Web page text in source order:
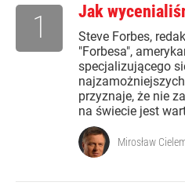
Jak
Steve Forbes,
"Forbesa",
specjalizującego
przyznaje, że nie
na świecie jest
1
Mirosław